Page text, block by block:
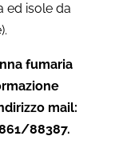
ed isole da
fumaria
mail:
88387.